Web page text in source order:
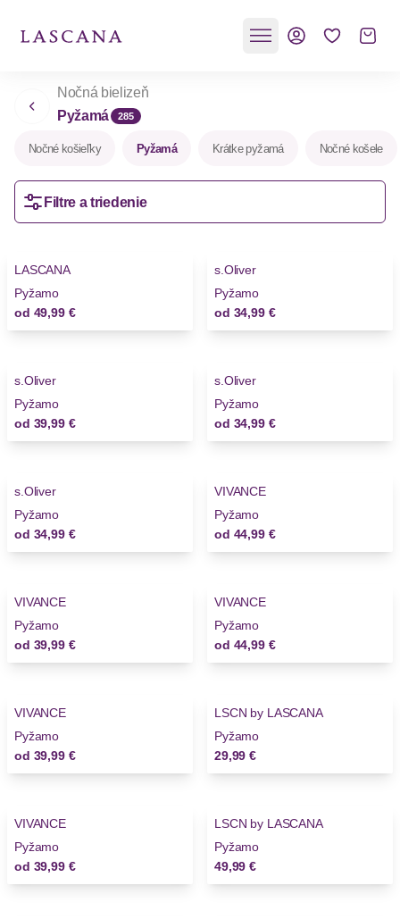
Nočná bielizeň
Pyžamá
285
Nočné košieľky Pyžamá Krátke pyžamá Nočné košele
Filtre a triedenie
Novinky
LASCANA
Pyžamo
od 49,99 €
Novinky
s.Oliver
Pyžamo
od 34,99 €
Novinky
s.Oliver
Pyžamo
od 39,99 €
Novinky
s.Oliver
Pyžamo
od 34,99 €
Novinky
s.Oliver
Pyžamo
od 34,99 €
VIVANCE
Pyžamo
od 44,99 €
Novinky
VIVANCE
Pyžamo
od 39,99 €
VIVANCE
Pyžamo
od 44,99 €
Novinky
VIVANCE
Pyžamo
od 39,99 €
Novinky
LSCN by LASCANA
Pyžamo
29,99 €
VIVANCE
Pyžamo
od 39,99 €
Novinky
LSCN by LASCANA
Pyžamo
49,99 €